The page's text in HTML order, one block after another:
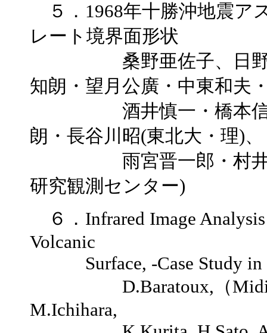
５．1968年十勝沖地震ア
レート境界面形状
桑野亜佐子、日野亮
知朗・望月公廣・中東和夫
酒井慎一・橋本信一
朗・長谷川昭(東北大・理)、
雨宮晋一郎・村井芳
研究観測センター)
６．Infrared Image
Volcanic
Surface, -Case Study in
D.Baratoux,（Midi-
M.Ichihara,